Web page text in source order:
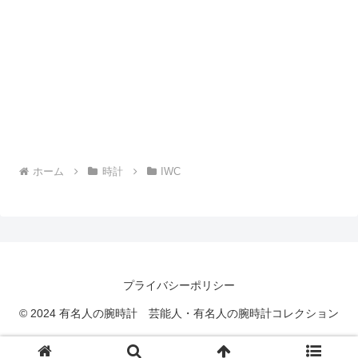
ホーム 時計 IWC
プライバシーポリシー
© 2024 有名人の腕時計 芸能人・有名人の腕時計コレクション